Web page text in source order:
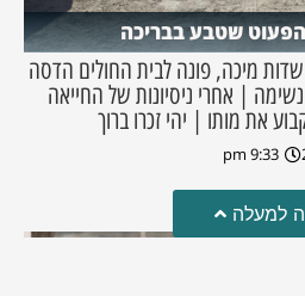
שטבע בבריכה
מיכה, פונה לבית החולים הדסה
| אחרי ניסיונות של החייאה
את מותו | יהי זכרו ברוך
9:33 pm
למעלה